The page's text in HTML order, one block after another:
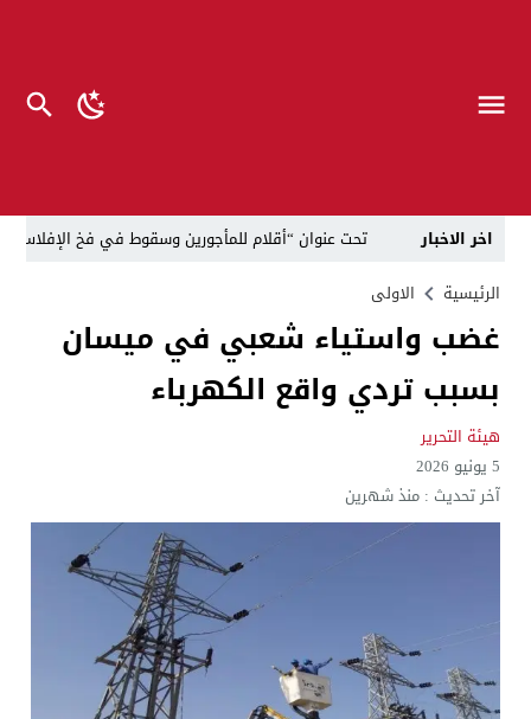
اخر الاخبار
تحت عنوان “أقلام للمأجورين وسقوط في فخ الإفلاس
العراق: لا تهديد على الحدود مع سوريا وتحركات القوات
بينهم ضابطان.. توقيف أربعة منتسبين بشرطة النجف
نفوق جماعي”.. تحذير من كارثة بيئية تهدد أهوار
الرئيسية الاولى
غضب واستياء شعبي في ميسان
بسبب تردي واقع الكهرباء
هيئة التحرير
5 يونيو 2026
آخر تحديث :منذ شهرين